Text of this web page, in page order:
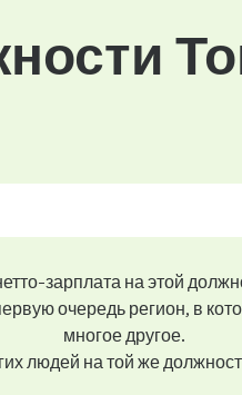
зарплата на этой
очередь регион, в
многое другое.
людей на той же